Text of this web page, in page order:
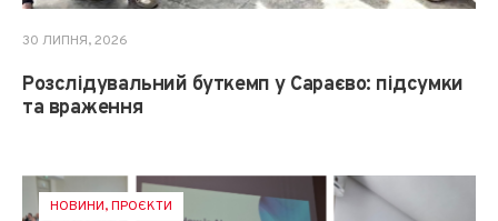
30 ЛИПНЯ, 2026
Розслідувальний буткемп у Сараєво: підсумки
та враження
НОВИНИ,ПРОЄКТИ